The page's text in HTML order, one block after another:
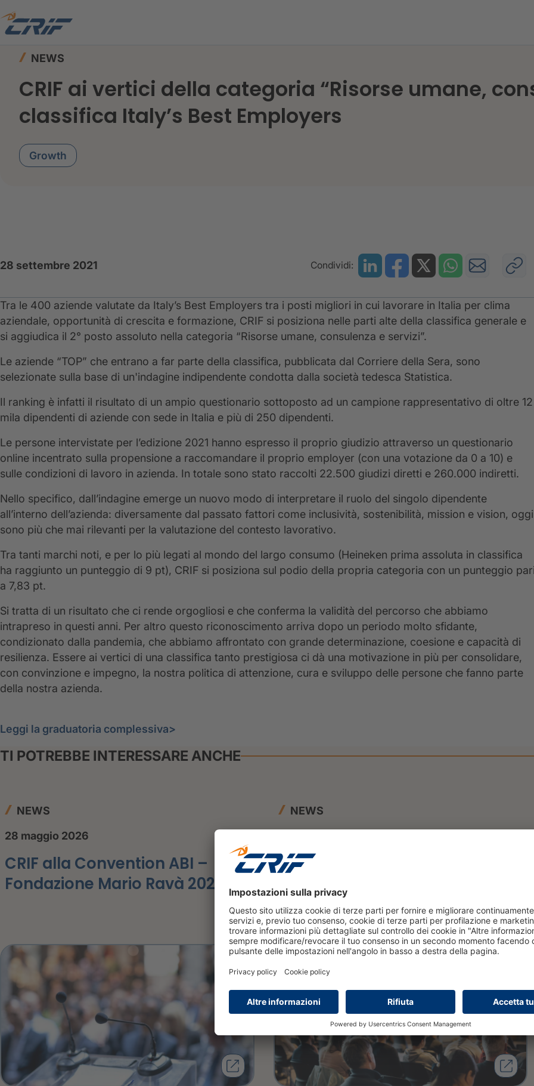
Home
NEWS
CRIF ai vertici della categoria “Risorse umane,
classifica Italy’s Best Employers
Growth
28 settembre 2021 Condividi:
Tra le 400 aziende valutate da Italy’s Best Employers tra i posti migliori in cui lavorare in Italia per clima
aziendale, opportunità di crescita e formazione, CRIF si posiziona nelle parti alte della classifica generale e
si aggiudica il 2° posto assoluto nella categoria “Risorse umane, consulenza e servizi”.
Le aziende “TOP” che entrano a far parte della classifica, pubblicata dal Corriere della Sera, sono
selezionate sulla base di un'indagine indipendente condotta dalla società tedesca Statistica.
Il ranking è infatti il risultato di un ampio questionario sottoposto ad un campione rappresentativo di oltre 12
mila dipendenti di aziende con sede in Italia e più di 250 dipendenti.
Le persone intervistate per l’edizione 2021 hanno espresso il proprio giudizio attraverso un questionario
online incentrato sulla propensione a raccomandare il proprio employer (con una votazione da 0 a 10) e
sulle condizioni di lavoro in azienda. In totale sono stato raccolti 22.500 giudizi diretti e 260.000 indiretti.
Nello specifico, dall’indagine emerge un nuovo modo di interpretare il ruolo del singolo dipendente
all’interno dell’azienda: diversamente dal passato fattori come inclusività, sostenibilità, mission e vision, oggi
sono più che mai rilevanti per la valutazione del contesto lavorativo.
Tra tanti marchi noti, e per lo più legati al mondo del largo consumo (Heineken prima assoluta in classifica
ha raggiunto un punteggio di 9 pt), CRIF si posiziona sul podio della propria categoria con un punteggio
a 7,83 pt.
Si tratta di un risultato che ci rende orgogliosi e che conferma la validità del percorso che abbiamo
intrapreso in questi anni. Per altro questo riconoscimento arriva dopo un periodo molto sfidante,
condizionato dalla pandemia, che abbiamo affrontato con grande determinazione, coesione e capacità di
resilienza. Essere ai vertici di una classifica tanto prestigiosa ci dà una motivazione in più per consolidare,
con convinzione e impegno, la nostra politica di attenzione, cura e sviluppo delle persone che fanno parte
della nostra azienda.
Leggi la graduatoria complessiva>
TI POTREBBE INTERESSARE ANCHE
NEWS
28 maggio 2026
CRIF alla Convention ABI –
Fondazione Mario Ravà 2026
NEWS
CRIF all’Italy Insurance Forum
2026